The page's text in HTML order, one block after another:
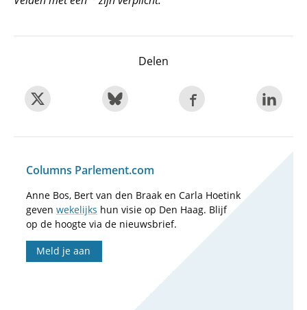
Delen
Columns Parlement.com
Anne Bos, Bert van den Braak en Carla Hoetink
geven wekelijks hun visie op Den Haag. Blijf
op de hoogte via de nieuwsbrief.
Meld je aan